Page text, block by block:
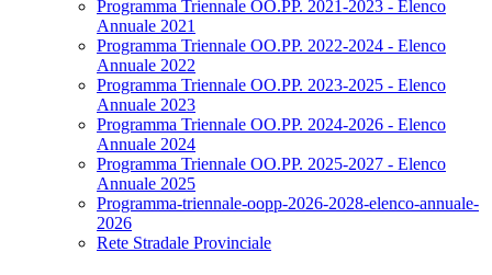
Programma Triennale OO.PP. 2021-2023 - Elenco
Annuale 2021
Programma Triennale OO.PP. 2022-2024 - Elenco
Annuale 2022
Programma Triennale OO.PP. 2023-2025 - Elenco
Annuale 2023
Programma Triennale OO.PP. 2024-2026 - Elenco
Annuale 2024
Programma Triennale OO.PP. 2025-2027 - Elenco
Annuale 2025
Programma-triennale-oopp-2026-2028-elenco-annuale-
2026
Rete Stradale Provinciale